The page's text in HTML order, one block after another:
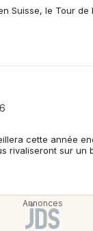
Suisse, le Tour
cette année
rivaliseront sur un